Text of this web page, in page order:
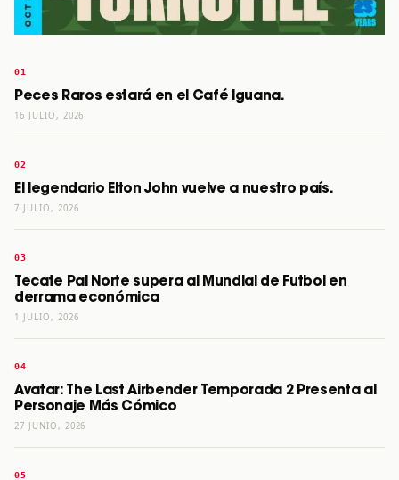
Peces Raros estará en el Café Iguana.
16 JULIO, 2026
El legendario Elton John vuelve a nuestro país.
7 JULIO, 2026
Tecate Pal Norte supera al Mundial de Futbol en
derrama económica
1 JULIO, 2026
Avatar: The Last Airbender Temporada 2 Presenta al
Personaje Más Cómico
27 JUNIO, 2026